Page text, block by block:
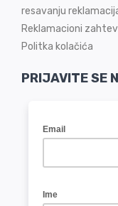
resavanju
Reklamacioni
Politka kolačića
PRIJAVITE SE